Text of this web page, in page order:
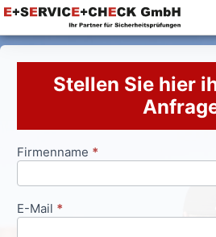
Stellen Sie hier
Anfrageformular
Firmenname *
E-Mail *